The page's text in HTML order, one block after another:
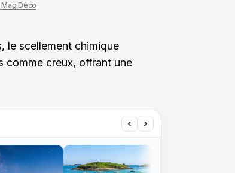
Mag Déco
le scellement chimique
comme creux, offrant une
‹ ›